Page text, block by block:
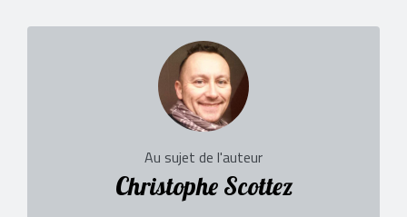
Au sujet de l'auteur
Christophe Scottez